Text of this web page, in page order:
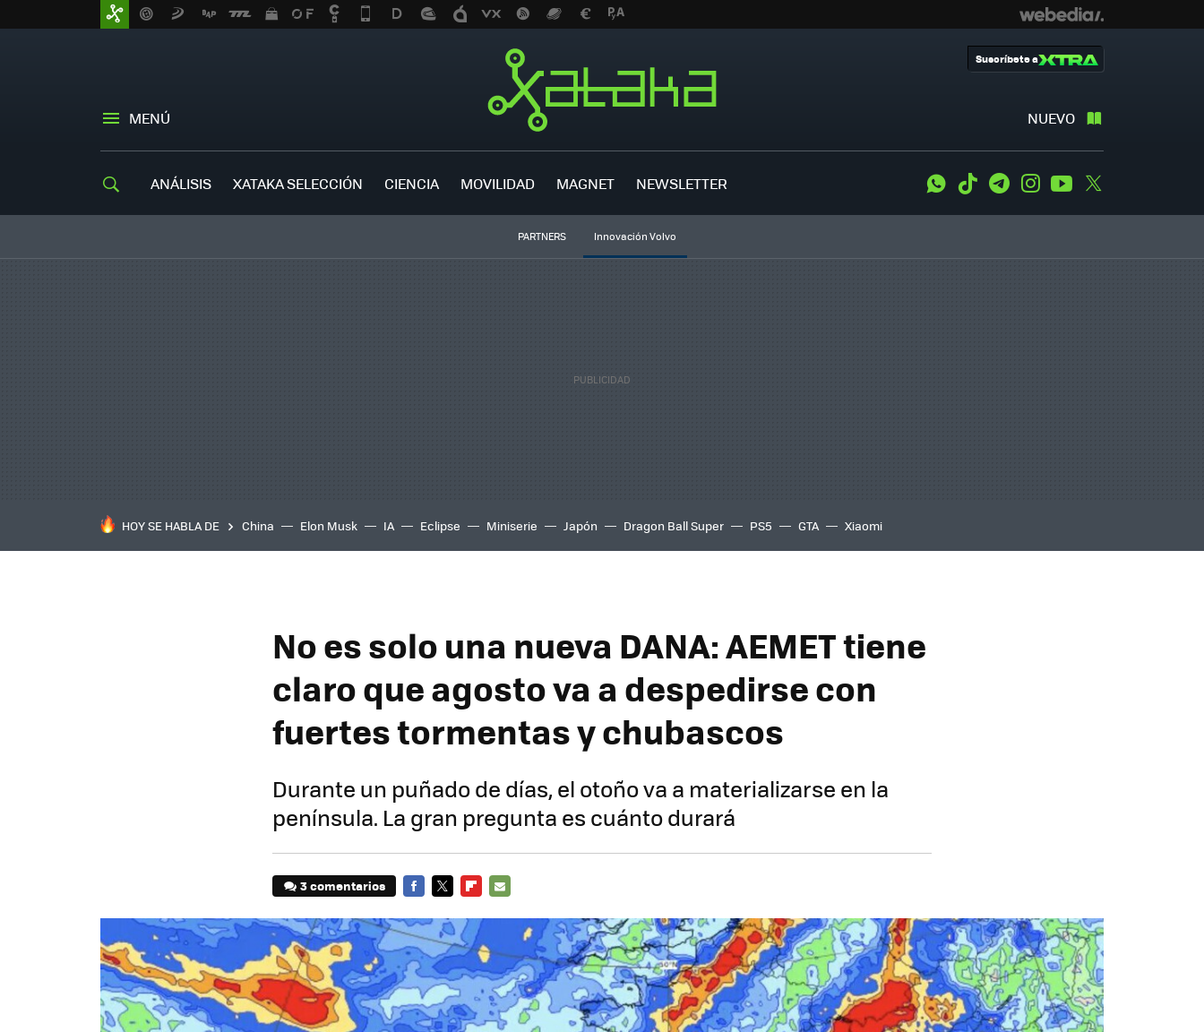
MENÚ NUEVO
Suscríbete a
ANÁLISIS XATAKA SELECCIÓN CIENCIA MOVILIDAD MAGNET NEWSLETTER WhatsApp
Tiktok TelegramInstagramYoutube
PARTNERS Innovación Volvo
HOY SE HABLA DE China Elon Musk IA Eclipse Miniserie Japón Dragon Ball Super PS5 GTA Xiaomi
No es solo una nueva DANA: AEMET tiene
claro que agosto va a despedirse con
fuertes tormentas y chubascos
Durante un puñado de días, el otoño va a materializarse en la
península. La gran pregunta es cuánto durará
3 comentarios